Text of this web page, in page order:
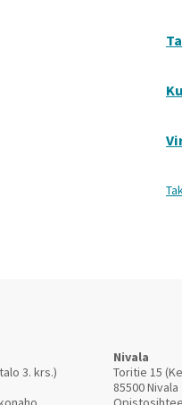
3. krs.)
Nivala
Toritie 15
85500 Nivala